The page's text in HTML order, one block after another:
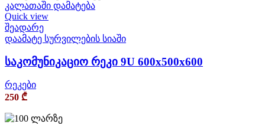
კალათაში დამატება
Quick view
შეადარე
დაამატე სურვილების სიაში
საკომუნიკაციო რეკი 9U 600x500x600
რეკები
250 ₾